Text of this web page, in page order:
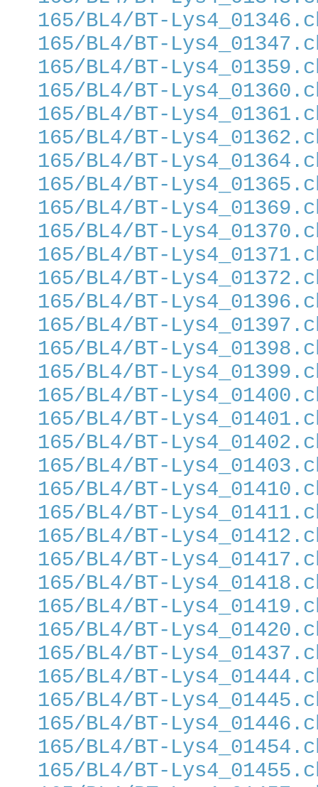
165/BL4/BT-
165/BL4/BT-
165/BL4/BT-
165/BL4/BT-
165/BL4/BT-
165/BL4/BT-
165/BL4/BT-
165/BL4/BT-
165/BL4/BT-
165/BL4/BT-
165/BL4/BT-
165/BL4/BT-
165/BL4/BT-
165/BL4/BT-
165/BL4/BT-
165/BL4/BT-
165/BL4/BT-
165/BL4/BT-
165/BL4/BT-
165/BL4/BT-
165/BL4/BT-
165/BL4/BT-
165/BL4/BT-
165/BL4/BT-
165/BL4/BT-
165/BL4/BT-
165/BL4/BT-
165/BL4/BT-
165/BL4/BT-
165/BL4/BT-
165/BL4/BT-
165/BL4/BT-
165/BL4/BT-